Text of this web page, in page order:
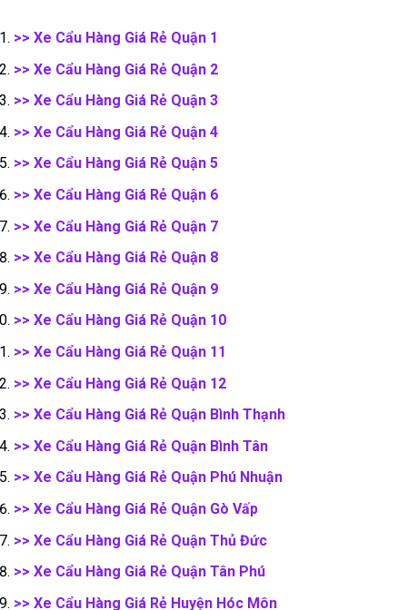
>> Xe Cẩu Hàng Giá Rẻ Quận 1
>> Xe Cẩu Hàng Giá Rẻ Quận 2
>> Xe Cẩu Hàng Giá Rẻ Quận 3
>> Xe Cẩu Hàng Giá Rẻ Quận 4
>> Xe Cẩu Hàng Giá Rẻ Quận 5
>> Xe Cẩu Hàng Giá Rẻ Quận 6
>> Xe Cẩu Hàng Giá Rẻ Quận 7
>> Xe Cẩu Hàng Giá Rẻ Quận 8
>> Xe Cẩu Hàng Giá Rẻ Quận 9
>> Xe Cẩu Hàng Giá Rẻ Quận 10
>> Xe Cẩu Hàng Giá Rẻ Quận 11
>> Xe Cẩu Hàng Giá Rẻ Quận 12
>> Xe Cẩu Hàng Giá Rẻ Quận Bình Thạnh
>> Xe Cẩu Hàng Giá Rẻ Quận Bình Tân
>> Xe Cẩu Hàng Giá Rẻ Quận Phú Nhuận
>> Xe Cẩu Hàng Giá Rẻ Quận Gò Vấp
>> Xe Cẩu Hàng Giá Rẻ Quận Thủ Đức
>> Xe Cẩu Hàng Giá Rẻ Quận Tân Phú
>> Xe Cẩu Hàng Giá Rẻ Huyện Hóc Môn